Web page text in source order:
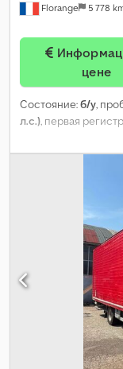
Florange 5 778
цене
Состояние:б/у,
л.с.), первая
топливо:дизель,
компьютер,
холодильник,